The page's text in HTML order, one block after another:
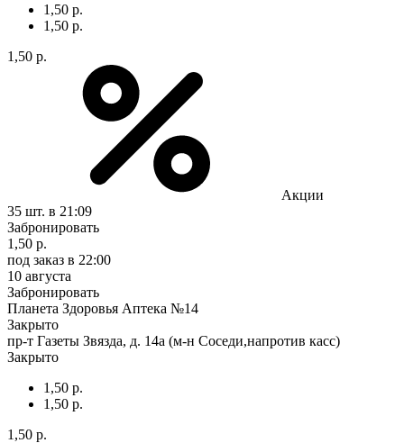
1,50 р.
1,50 р.
1,50 р.
Акции
35 шт. в 21:09
Забронировать
1,50 р.
под заказ в 22:00
10 августа
Забронировать
Планета Здоровья Аптека №14
Закрыто
пр-т Газеты Звязда, д. 14а (м-н Соседи,напротив касс)
Закрыто
1,50 р.
1,50 р.
1,50 р.